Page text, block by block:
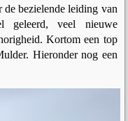
de bezielende leiding van
geleerd, veel nieuwe
Kortom een top
Hieronder nog een